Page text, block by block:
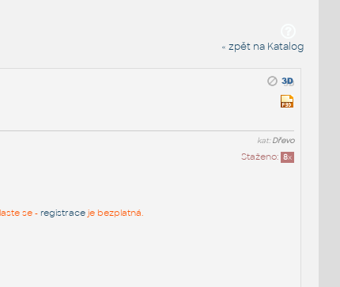
« zpět na Katalog
kat:Dřevo
Staženo: 8x
se - registraceje bezplatná.